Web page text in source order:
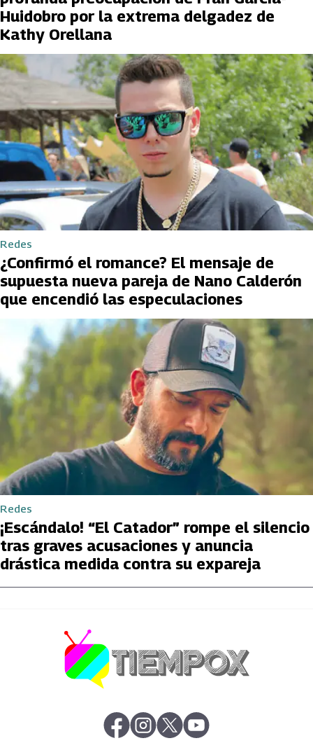
Huidobro por la extrema delgadez de
Kathy Orellana
Redes
¿Confirmó el romance? El mensaje de
supuesta nueva pareja de Nano Calderón
que encendió las especulaciones
Redes
¡Escándalo! “El Catador” rompe el silencio
tras graves acusaciones y anuncia
drástica medida contra su expareja
abre en nueva pestaña
abre en nueva pestaña
abre en nueva pestaña